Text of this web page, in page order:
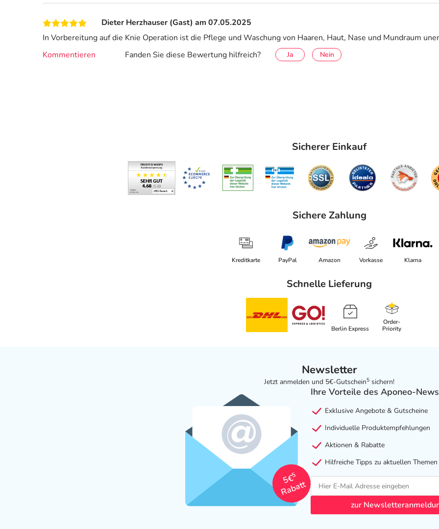
Dieter Herzhauser (Gast) am 07.05.2025
In Vorbereitung auf die Knie Operation ist die Pflege und Waschung von Haaren, Haut, Nase und Mundraum
Kommentieren
Fanden Sie diese Bewertung hilfreich? Ja Nein
Sicherer Einkauf
Sichere Zahlung
Kreditkarte PayPal Amazon Vorkasse Klarna
Schnelle Lieferung
Berlin Express
Order-
Priority
Newsletter
Jetzt anmelden und 5€-Gutschein5 sichern!
5€
5
Rabatt
Ihre Vorteile des Aponeo-
Exklusive Angebote & Gutscheine
Individuelle Produktempfehlungen
Aktionen & Rabatte
Hilfreiche Tipps zu aktuellen Themen
zur